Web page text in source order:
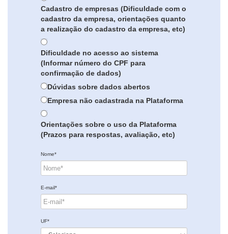
Cadastro de empresas (Dificuldade com o
cadastro da empresa, orientações quanto
a realização do cadastro da empresa, etc)
Dificuldade no acesso ao sistema
(Informar número do CPF para
confirmação de dados)
Dúvidas sobre dados abertos
Empresa não cadastrada na Plataforma
Orientações sobre o uso da Plataforma
(Prazos para respostas, avaliação, etc)
Nome*
E-mail*
UF*